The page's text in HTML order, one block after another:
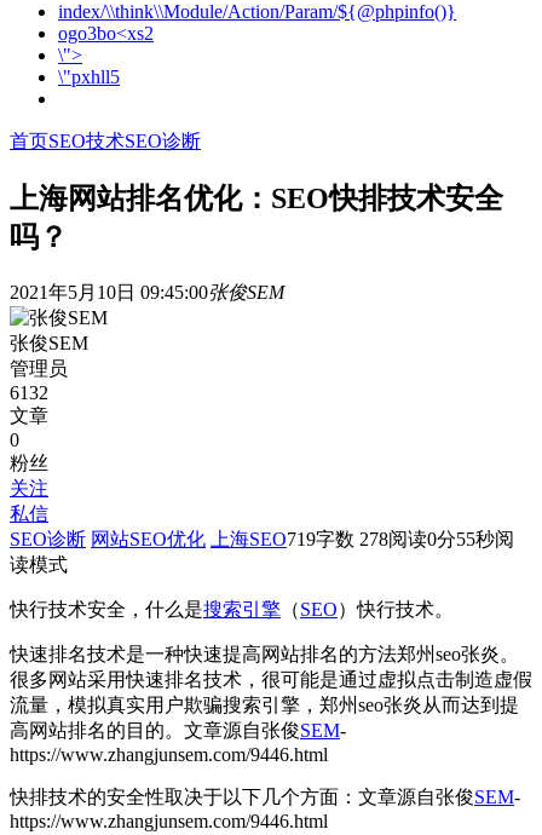
index/\\think\\Module/Action/Param/${@phpinfo()}
ogo3bo<xs2
\">
\"pxhll5
首页SEO技术SEO诊断
上海网站排名优化：SEO快排技术安全
吗？
2021年5月10日 09:45:00张俊SEM
张俊SEM
管理员
6132
文章
0
粉丝
关注
私信
SEO诊断 网站SEO优化 上海SEO719字数 278阅读0分55秒阅
读模式
快行技术安全，什么是搜索引擎 （SEO）快行技术。
快速排名技术是一种快速提高网站排名的方法郑州seo张炎。
很多网站采用快速排名技术，很可能是通过虚拟点击制造虚假
流量，模拟真实用户欺骗搜索引擎，郑州seo张炎从而达到提
高网站排名的目的。 文章源自张俊SEM-
https://www.zhangjunsem.com/9446.html
快排技术的安全性取决于以下几个方面： 文章源自张俊SEM-
https://www.zhangjunsem.com/9446.html